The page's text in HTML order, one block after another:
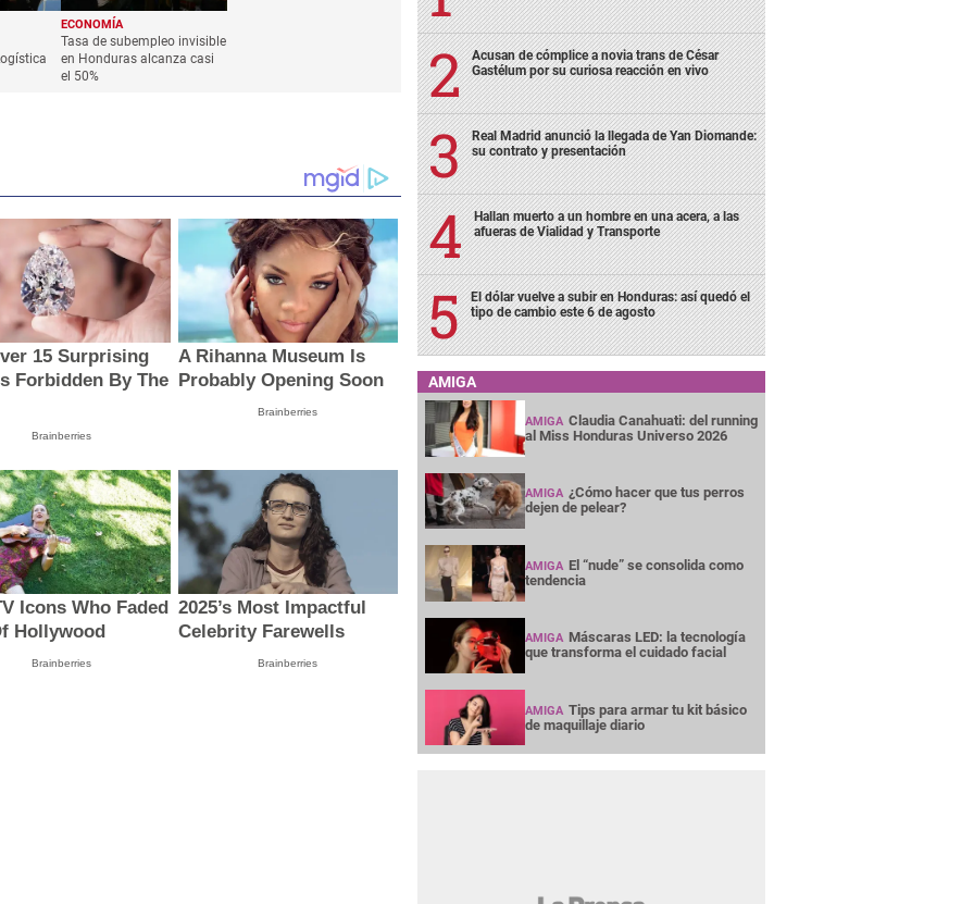
ECONOMÍA
Tasa de subempleo invisible
en Honduras alcanza casi
el 50%
15 Surprising
Forbidden By The
Brainberries
A Rihanna Museum Is
Probably Opening Soon
Brainberries
Icons Who Faded
Hollywood
Brainberries
2025’s Most Impactful
Celebrity Farewells
Brainberries
Acusan de cómplice a novia trans de César
Gastélum por su curiosa reacción en vivo
Real Madrid anunció la llegada de Yan Diomande:
su contrato y presentación
Hallan muerto a un hombre en una acera, a las
afueras de Vialidad y Transporte
El dólar vuelve a subir en Honduras: así quedó el
tipo de cambio este 6 de agosto
AMIGA
AMIGA Claudia Canahuati: del running
al Miss Honduras Universo 2026
AMIGA ¿Cómo hacer que tus perros
dejen de pelear?
AMIGA El “nude” se consolida como
tendencia
AMIGA Máscaras LED: la tecnología
que transforma el cuidado facial
AMIGA Tips para armar tu kit básico
de maquillaje diario